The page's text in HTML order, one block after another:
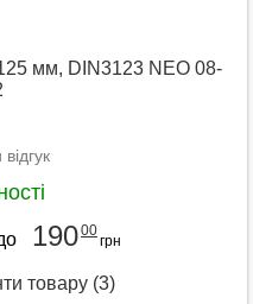
мм, DIN3123 NEO 08-
19000
грн
товару (3)